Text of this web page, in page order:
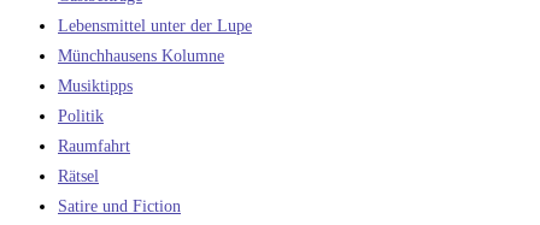
Lebensmittel unter der Lupe
Münchhausens Kolumne
Musiktipps
Politik
Raumfahrt
Rätsel
Satire und Fiction